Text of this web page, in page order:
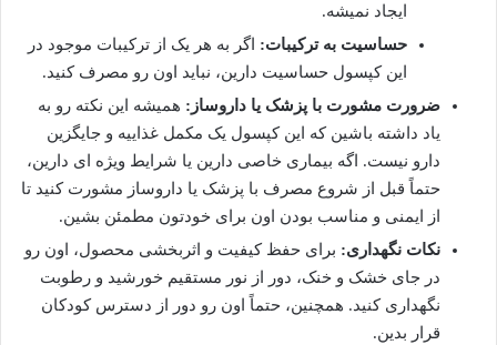
ایجاد نمیشه.
حساسیت به ترکیبات: اگر به هر یک از ترکیبات موجود در
این کپسول حساسیت دارین، نباید اون رو مصرف کنید.
ضرورت مشورت با پزشک یا داروساز: همیشه این نکته رو به
یاد داشته باشین که این کپسول یک مکمل غذاییه و جایگزین
دارو نیست. اگه بیماری خاصی دارین یا شرایط ویژه ای دارین،
حتماً قبل از شروع مصرف با پزشک یا داروساز مشورت کنید تا
از ایمنی و مناسب بودن اون برای خودتون مطمئن بشین.
نکات نگهداری: برای حفظ کیفیت و اثربخشی محصول، اون رو
در جای خشک و خنک، دور از نور مستقیم خورشید و رطوبت
نگهداری کنید. همچنین، حتماً اون رو دور از دسترس کودکان
قرار بدین.